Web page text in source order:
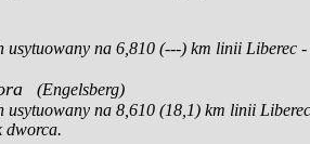
usytuowany na 6,810 (---) km linii Liberec
(Engelsberg)
usytuowany na 8,610 (18,1) km linii
dworca.